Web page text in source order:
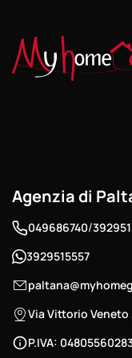
Agenzia di
049686740/
3929515557
Via Vittorio Veneto
P.IVA: